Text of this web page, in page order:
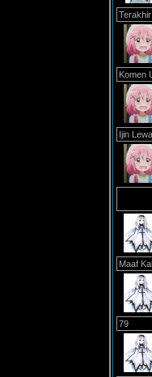
Terakhir
Komen
Ijin
Maaf
79